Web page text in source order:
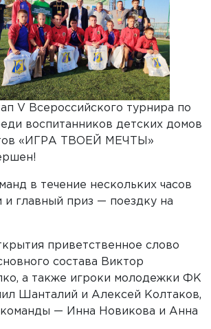
V Всероссийского турнира по
воспитанников детских домов
«ИГРА ТВОЕЙ МЕЧТЫ»
в течение нескольких часов
и главный приз — поездку на
приветственное слово
состава Виктор
а также игроки молодежки ФК
Шанталий и Алексей Колтаков,
— Инна Новикова и Анна